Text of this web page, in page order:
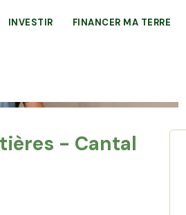
INVESTIR FINANCER MA TERRE
- Cantal